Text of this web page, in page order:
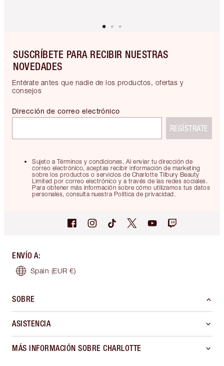
SUSCRÍBETE PARA RECIBIR NUESTRAS
NOVEDADES
Entérate antes que nadie de los productos, ofertas y
consejos
Sujeto a Términos y condiciones. Al enviar tu dirección de
correo electrónico, aceptas recibir información de marketing
sobre los productos o servicios de Charlotte Tilbury Beauty
Limited por correo electrónico y a través de las redes sociales.
Para obtener más información sobre cómo utilizamos tus datos
personales, consulta nuestra Política de privacidad.
Dirección de correo electrónico
REGÍSTRATE
ENVÍO A:
Spain (EUR €)
SOBRE
ASISTENCIA
MÁS INFORMACIÓN SOBRE CHARLOTTE